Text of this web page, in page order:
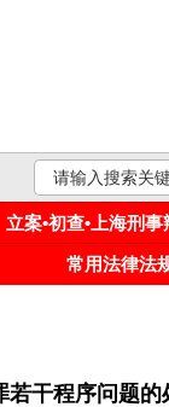
立案•初查•上海刑
常用法律法
若干程序问题的